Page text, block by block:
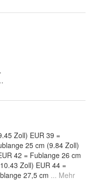
Zoll) EUR 39 =
25 cm (9.84 Zoll)
42 = Fublange 26 cm
Zoll) EUR 44 =
27,5 cm ... Mehr